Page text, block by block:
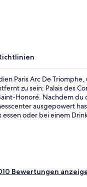
Paris Arc De Triomphe,
zu sein: Palais des
Honoré. Nachdem du
ausgepowert
oder bei einem
zum Angebot.
hilfsbereite Personal zu
Fußmarsch von den
Zur U-Bahn läuft man 3
bzw. 3 Minuten
Bewertungen